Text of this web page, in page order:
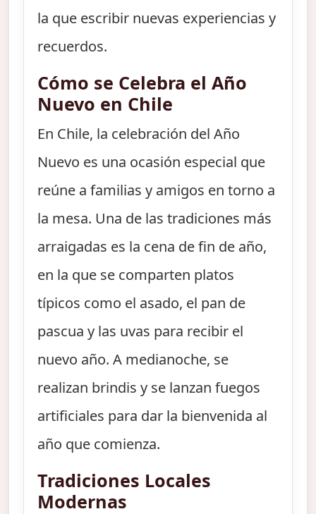
la que escribir nuevas experiencias y
recuerdos.
Cómo se Celebra el Año
Nuevo en Chile
En Chile, la celebración del Año
Nuevo es una ocasión especial que
reúne a familias y amigos en torno a
la mesa. Una de las tradiciones más
arraigadas es la cena de fin de año,
en la que se comparten platos
típicos como el asado, el pan de
pascua y las uvas para recibir el
nuevo año. A medianoche, se
realizan brindis y se lanzan fuegos
artificiales para dar la bienvenida al
año que comienza.
Tradiciones Locales
Modernas